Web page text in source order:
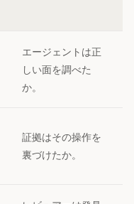
エージェントは正
しい面を調べた
か。
証拠はその操作を
裏づけたか。